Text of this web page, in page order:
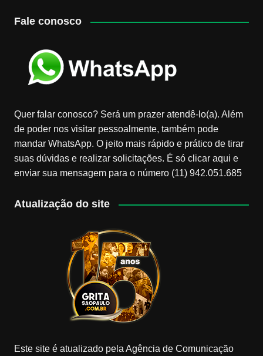
Fale conosco
Quer falar conosco? Será um prazer atendê-lo(a). Além
de poder nos visitar pessoalmente, também pode
mandar WhatsApp. O jeito mais rápido e prático de tirar
suas dúvidas e realizar solicitações. É só clicar aqui e
enviar sua mensagem para o número (11) 942.051.685
Atualização do site
Este site é atualizado pela Agência de Comunicação